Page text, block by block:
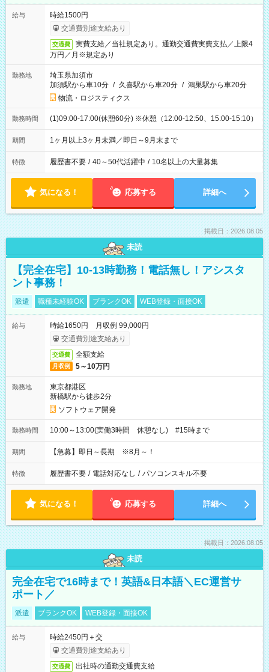
給与
時給1500円
交通費別途支給あり
交通費
実費支給／当社規定あり。通勤交通費実費支払／上限4
万円／月※規定あり
勤務地
埼玉県加須市
加須駅から車10分 / 久喜駅から車20分 / 鴻巣駅から車20分
物流・ロジスティクス
勤務時間 (1)09:00-17:00(休憩60分) ※休憩（12:00-12:50、15:00-15:10）
期間 1ヶ月以上3ヶ月未満／即日～9月末まで
特徴 履歴書不要 / 40～50代活躍中 / 10名以上の大量募集
気になる！ 応募する 詳細へ
掲載日：2026.08.05
未読
【完全在宅】10-13時勤務！電話無し！アシスタ
ント事務！
派遣 職種未経験OK ブランクOK WEB登録・面接OK
給与
時給1650円 月収例 99,000円
交通費別途支給あり
交通費 全額支給
月収例 5～10万円
勤務地
東京都港区
新橋駅から徒歩2分
ソフトウェア開発
勤務時間 10:00～13:00(実働3時間 休憩なし) #15時まで
期間 【急募】即日～長期 ※8月～！
特徴 履歴書不要 / 電話対応なし / パソコンスキル不要
気になる！ 応募する 詳細へ
掲載日：2026.08.05
未読
完全在宅で16時まで！英語&日本語＼EC運営サ
ポート／
派遣 ブランクOK WEB登録・面接OK
給与
時給2450円＋交
交通費別途支給あり
交通費 出社時の通勤交通費支給